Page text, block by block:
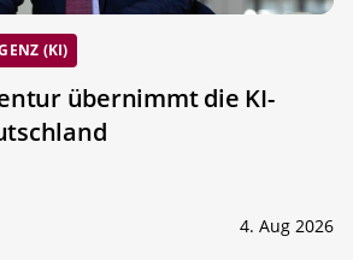
(KI)
übernimmt die KI-
4. Aug 2026